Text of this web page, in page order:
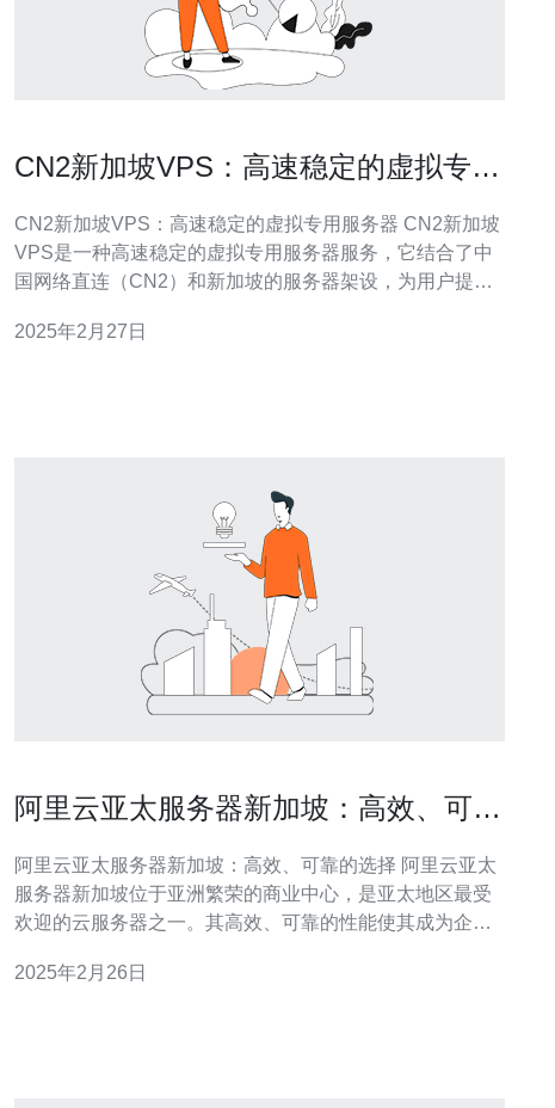
CN2新加坡VPS：高速稳定的虚拟专用
CN2新加坡VPS：高速稳定的虚拟专用服务器 CN2新加坡
VPS是一种高速稳定的虚拟专用服务器服务，它结合了中
国网络直连（CN2）和新加坡的服务器架设，为用户提供
连接 CN2网络直连是一种高速网络连接方
2025年2月27日
阿里云亚太服务器新加坡：高效、可靠
阿里云亚太服务器新加坡：高效、可靠的选择 阿里云亚太
服务器新加坡位于亚洲繁荣的商业中心，是亚太地区最受
欢迎的云服务器之一。其高效、可靠的性能使其成为企业
硬件和软件技术，提供卓越的性能。其高速处理器和大容
2025年2月26日